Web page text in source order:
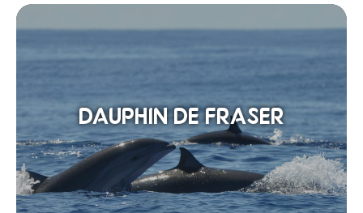
DAUPHIN DE FRASER